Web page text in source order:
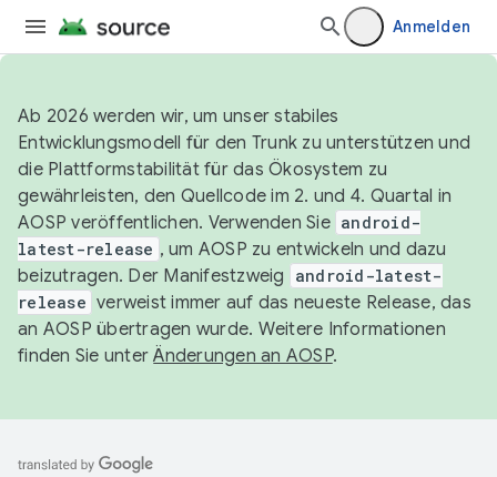
Anmelden
Ab 2026 werden wir, um unser stabiles
Entwicklungsmodell für den Trunk zu unterstützen und
die Plattformstabilität für das Ökosystem zu
gewährleisten, den Quellcode im 2. und 4. Quartal in
AOSP veröffentlichen. Verwenden Sie android-
latest-release , um AOSP zu entwickeln und dazu
beizutragen. Der Manifestzweig
android-latest-
release verweist immer auf das neueste Release, das
an AOSP übertragen wurde. Weitere Informationen
finden Sie unterÄnderungen an AOSP.